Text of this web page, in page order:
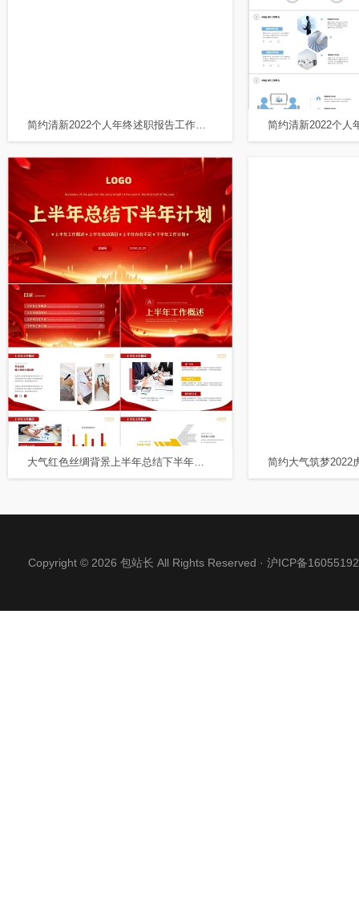
简约清新2022个人年终述职报告工作总结年终总结PPT
大气红色丝绸背景上半年总结下半年计划PPT模板
Copyright © 2026 包站长 All Rights Reserved · 沪ICP备